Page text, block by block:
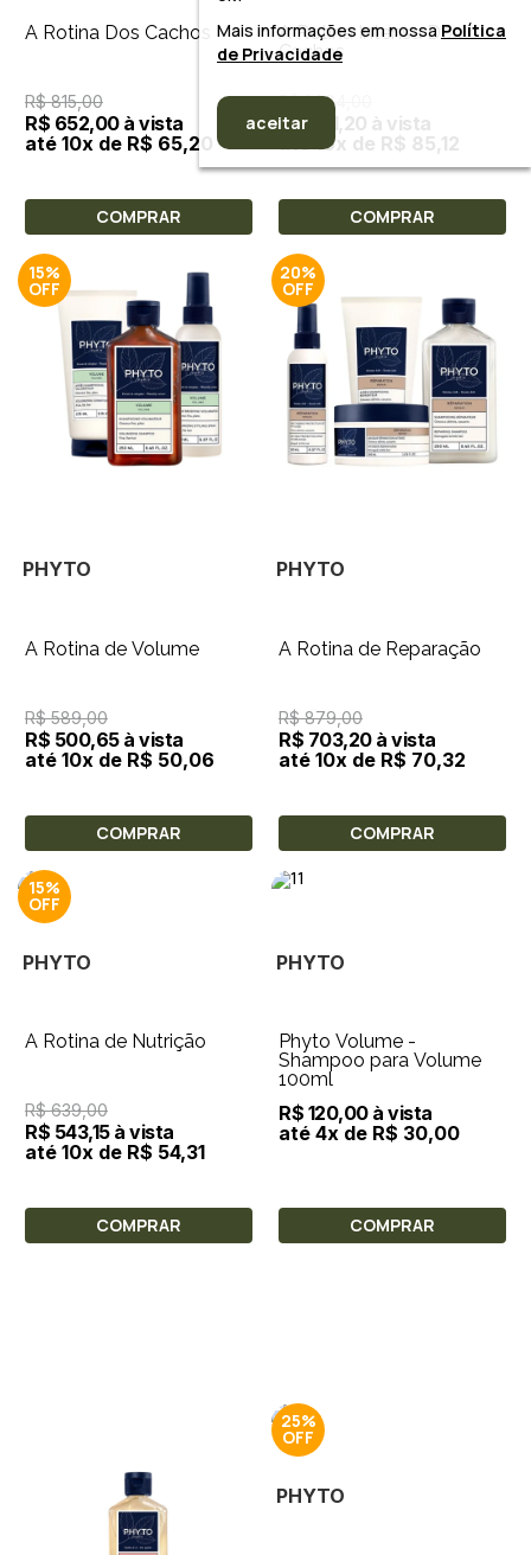
A Rotina Dos Cachos
R$ 815,00
R$ 652,00 à vista
até 10x de R$ 65,20
COMPRAR
A Rotina Intensa Dos
Cachos
R$ 1.064,00
R$ 851,20 à vista
até 10x de R$ 85,12
COMPRAR
15%
PHYTO
A Rotina de Volume
R$ 589,00
R$ 500,65 à vista
até 10x de R$ 50,06
COMPRAR
20%
PHYTO
A Rotina de Reparação
R$ 879,00
R$ 703,20 à vista
até 10x de R$ 70,32
COMPRAR
15%
PHYTO
A Rotina de Nutrição
R$ 639,00
R$ 543,15 à vista
até 10x de R$ 54,31
COMPRAR
PHYTO
Phyto Volume -
Shampoo para Volume
100ml
R$ 120,00 à vista
até 4x de R$ 30,00
COMPRAR
25%
PHYTO
Mais informações em nossaPolítica
de Privacidade
aceitar